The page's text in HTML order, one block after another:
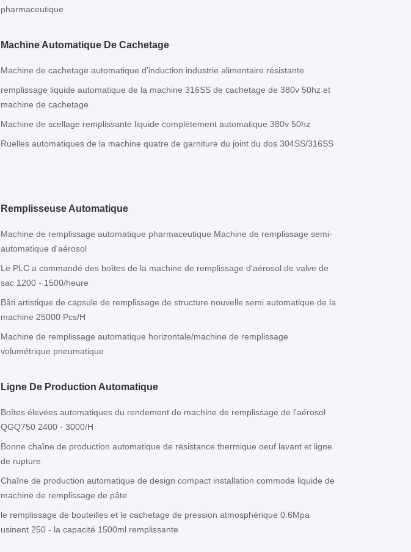
pharmaceutique
Machine Automatique De Cachetage
Machine de cachetage automatique d'induction industrie alimentaire résistante
remplissage liquide automatique de la machine 316SS de cachetage de 380v 50hz et
machine de cachetage
Machine de scellage remplissante liquide complètement automatique 380v 50hz
Ruelles automatiques de la machine quatre de garniture du joint du dos 304SS/316SS
Remplisseuse Automatique
Machine de remplissage automatique pharmaceutique Machine de remplissage semi-
automatique d'aérosol
Le PLC a commandé des boîtes de la machine de remplissage d'aérosol de valve de
sac 1200 - 1500/heure
Bâti artistique de capsule de remplissage de structure nouvelle semi automatique de la
machine 25000 Pcs/H
Machine de remplissage automatique horizontale/machine de remplissage
volumétrique pneumatique
Ligne De Production Automatique
Boîtes élevées automatiques du rendement de machine de remplissage de l'aérosol
QGQ750 2400 - 3000/H
Bonne chaîne de production automatique de résistance thermique oeuf lavant et ligne
de rupture
Chaîne de production automatique de design compact installation commode liquide de
machine de remplissage de pâte
le remplissage de bouteilles et le cachetage de pression atmosphérique 0.6Mpa
usinent 250 - la capacité 1500ml remplissante